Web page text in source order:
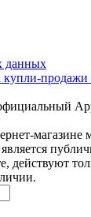
данных
купли-
магазине
действуют